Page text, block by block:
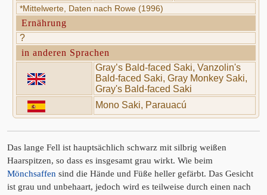
*Mittelwerte, Daten nach Rowe (1996)
Ernährung
?
in anderen Sprachen
Gray’s Bald-faced Saki, Vanzolin's
Bald-faced Saki, Gray Monkey Saki,
Gray's Bald-faced Saki
Mono Saki, Parauacú
Das lange Fell ist hauptsächlich schwarz mit silbrig weißen
Haarspitzen, so dass es insgesamt grau wirkt. Wie beim
Mönchsaffen sind die Hände und Füße heller gefärbt. Das Gesicht
ist grau und unbehaart, jedoch wird es teilweise durch einen nach